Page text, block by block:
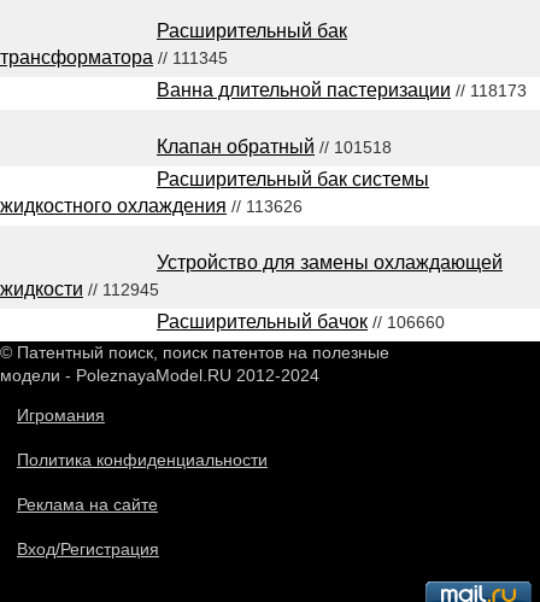
Расширительный бак
трансформатора // 111345
Ванна длительной пастеризации // 118173
Клапан обратный // 101518
Расширительный бак системы
жидкостного охлаждения // 113626
Устройство для замены охлаждающей
жидкости // 112945
Расширительный бачок // 106660
© Патентный поиск, поиск патентов на полезные
модели - PoleznayaModel.RU 2012-2024
Игромания
Политика конфиденциальности
Реклама на сайте
Вход/Регистрация